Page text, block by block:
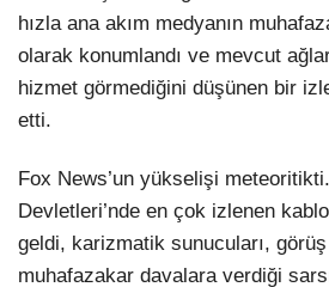
hızla ana akım medyanın
olarak konumlandı ve mevcut
hizmet görmediğini düşünen bir
etti.
Fox News’un yükselişi
Devletleri’nde en çok izlenen
geldi, karizmatik sunucuları,
muhafazakar davalara verdiği